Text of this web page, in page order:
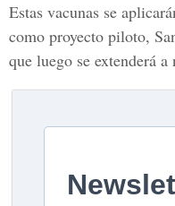
Estas vacunas se
como proyecto piloto,
que luego se extenderá